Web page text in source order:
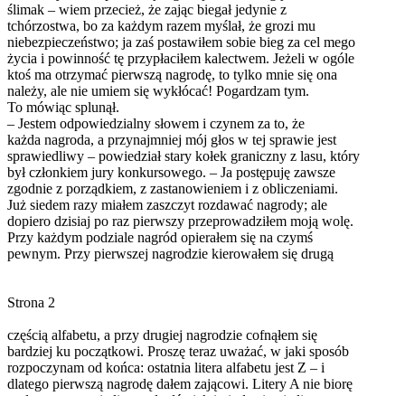
ślimak – wiem przecież, że zając biegał jedynie z
tchórzostwa, bo za każdym razem myślał, że grozi mu
niebezpieczeństwo; ja zaś postawiłem sobie bieg za cel mego
życia i powinność tę przypłaciłem kalectwem. Jeżeli w ogóle
ktoś ma otrzymać pierwszą nagrodę, to tylko mnie się ona
należy, ale nie umiem się wykłócać! Pogardzam tym.
To mówiąc splunął.
– Jestem odpowiedzialny słowem i czynem za to, że
każda nagroda, a przynajmniej mój głos w tej sprawie jest
sprawiedliwy – powiedział stary kołek graniczny z lasu, który
był członkiem jury konkursowego. – Ja postępuję zawsze
zgodnie z porządkiem, z zastanowieniem i z obliczeniami.
Już siedem razy miałem zaszczyt rozdawać nagrody; ale
dopiero dzisiaj po raz pierwszy przeprowadziłem moją wolę.
Przy każdym podziale nagród opierałem się na czymś
pewnym. Przy pierwszej nagrodzie kierowałem się drugą
Strona 2
częścią alfabetu, a przy drugiej nagrodzie cofnąłem się
bardziej ku początkowi. Proszę teraz uważać, w jaki sposób
rozpoczynam od końca: ostatnia litera alfabetu jest Z – i
dlatego pierwszą nagrodę dałem zającowi. Litery A nie biorę